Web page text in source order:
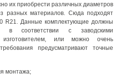
их приобрести различных диаметров
разных материалов. Сюда подходят
R21. Данные комплектующие должны
в соответствии с заводскими
изготовителем, или можно очень
предусматривают точные
монтажа;